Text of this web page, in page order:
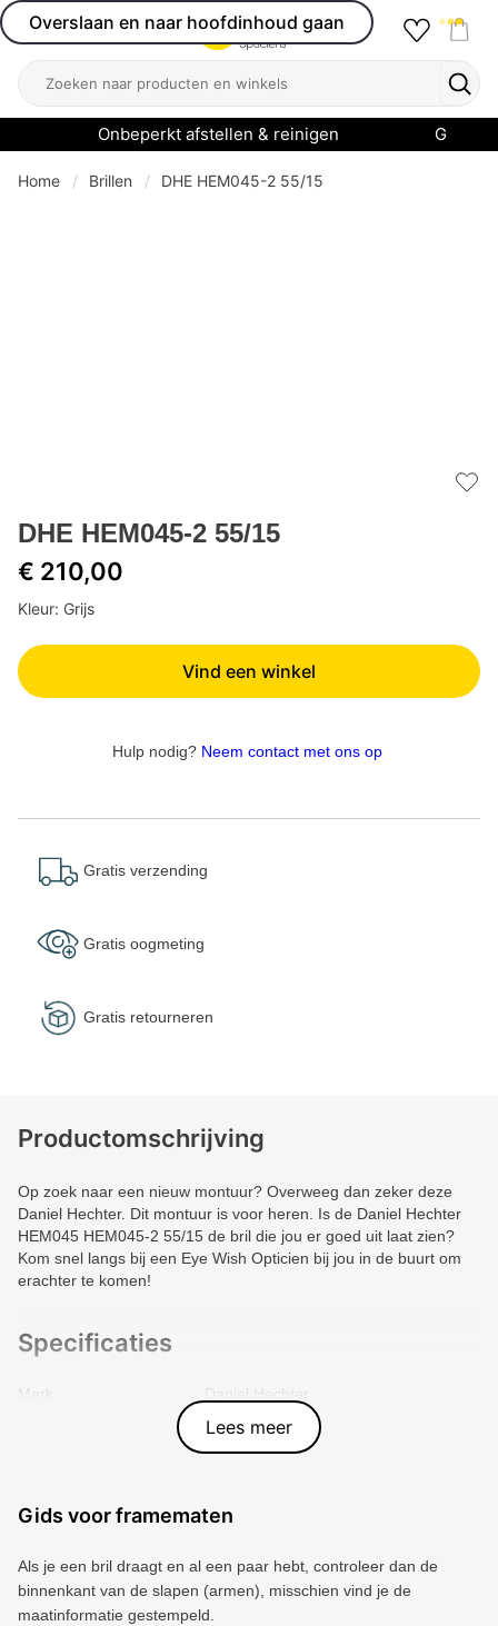
Overslaan en naar hoofdinhoud gaan
Open menu
Zoeken
Onbeperkt afstellen & reinigen
Home Brillen DHE HEM045-2 55/15
DHE HEM045-2 55/15
€ 210,00
Kleur: Grijs
Vind een winkel
Hulp nodig? Neem contact met ons op
Gratis verzending
Gratis oogmeting
Gratis retourneren
Productomschrijving
Op zoek naar een nieuw montuur? Overweeg dan zeker deze
Daniel Hechter. Dit montuur is voor heren. Is de Daniel Hechter
HEM045 HEM045-2 55/15 de bril die jou er goed uit laat zien?
Kom snel langs bij een Eye Wish Opticien bij jou in de buurt om
erachter te komen!
Specificaties
Merk
Daniel Hechter
Grijs
Metal
Lees meer
Gids voor framematen
Als je een bril draagt ​​en al een paar hebt, controleer dan de
binnenkant van de slapen (armen), misschien vind je de
maatinformatie gestempeld.